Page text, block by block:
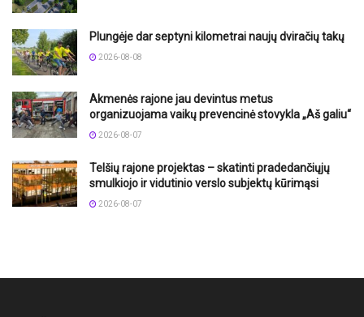
Plungėje dar septyni kilometrai naujų dviračių takų
2026-08-08
Akmenės rajone jau devintus metus
organizuojama vaikų prevencinė stovykla „Aš galiu“
2026-08-07
Telšių rajone projektas – skatinti pradedančiųjų
smulkiojo ir vidutinio verslo subjektų kūrimąsi
2026-08-07